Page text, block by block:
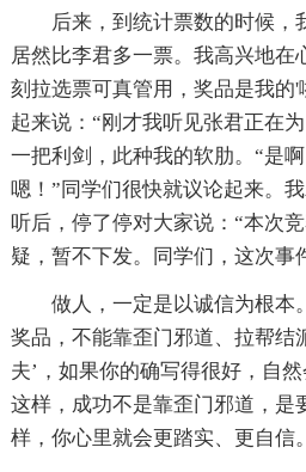
后来，到统计票数的时候，
居然比李君多一票。我高兴地在
刻拉选票可真管用，奖品是我的
起来说：“刚才我听见张君正在
一把利剑，此种我的软肋。“是
嗯！”同学们很快就议论起来。
听后，停了停对大家说：“本次
疑，暂不下发。同学们，这次事
做人，一定是以诚信为根本
奖品，不能靠歪门邪道、拉帮结
夫’，如果你的确写得很好，自
这样，成功不是靠歪门邪道，是
样，你心里就会更踏实、更自信。